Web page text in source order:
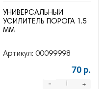
УНИВЕРСАЛЬНЫЙ
УСИЛИТЕЛЬ ПОРОГА 1.5
ММ
Артикул: 00099998
70 р.
+
-